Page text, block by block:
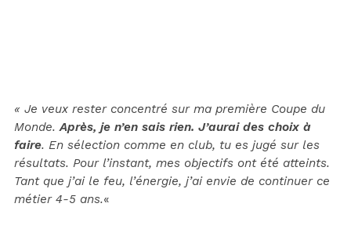
« Je veux rester concentré sur ma première Coupe du
Monde. Après, je n’en sais rien. J’aurai des choix à
faire. En sélection comme en club, tu es jugé sur les
résultats. Pour l’instant, mes objectifs ont été atteints.
Tant que j’ai le feu, l’énergie, j’ai envie de continuer ce
métier 4-5 ans.«